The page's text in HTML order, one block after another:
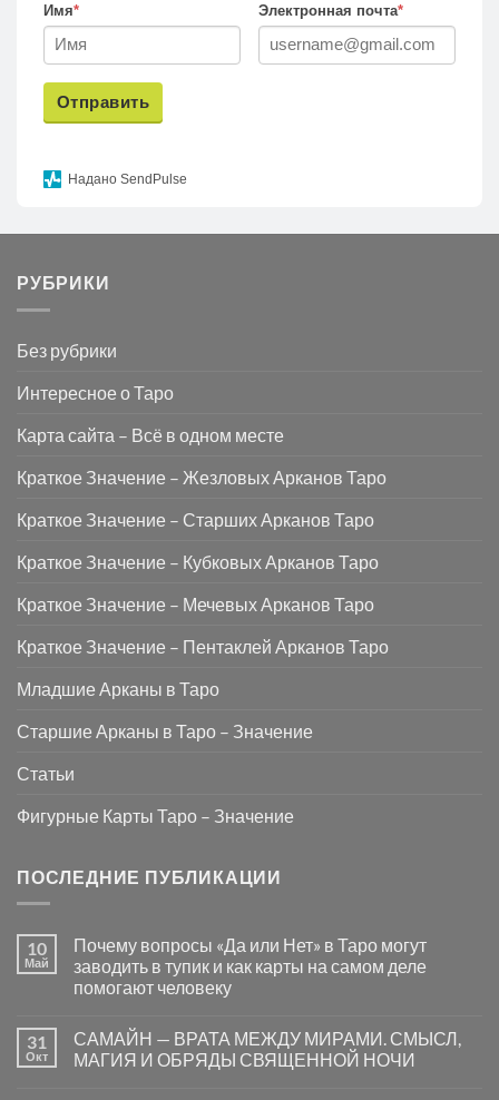
Имя* Электронная почта*
Отправить
Надано SendPulse
РУБРИКИ
Без рубрики
Интересное о Таро
Карта сайта – Всё в одном месте
Краткое Значение – Жезловых Арканов Таро
Краткое Значение – Старших Арканов Таро
Краткое Значение – Кубковых Арканов Таро
Краткое Значение – Мечевых Арканов Таро
Краткое Значение – Пентаклей Арканов Таро
Младшие Арканы в Таро
Старшие Арканы в Таро – Значение
Статьи
Фигурные Карты Таро – Значение
ПОСЛЕДНИЕ ПУБЛИКАЦИИ
10
Май
Почему вопросы «Да или Нет» в Таро могут
заводить в тупик и как карты на самом деле
помогают человеку
записи
Почему
вопросы
31
Окт
САМАЙН — ВРАТА МЕЖДУ МИРАМИ. СМЫСЛ,
МАГИЯ И ОБРЯДЫ СВЯЩЕННОЙ НОЧИ